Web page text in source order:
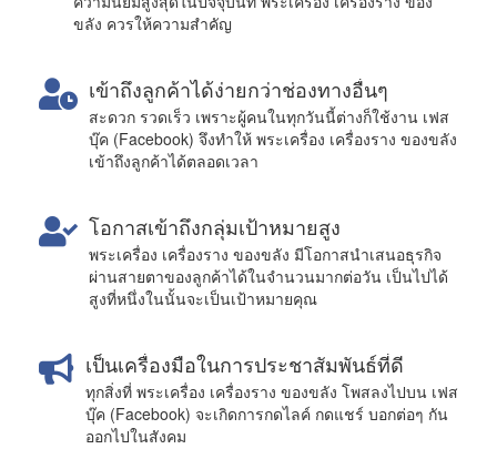
ขลัง ควรให้ความสำคัญ
เข้าถึงลูกค้าได้ง่ายกว่าช่องทางอื่นๆ
สะดวก รวดเร็ว เพราะผู้คนในทุกวันนี้ต่างก็ใช้งาน เฟส
บุ๊ค (Facebook) จึงทำให้ พระเครื่อง เครื่องราง ของขลัง
เข้าถึงลูกค้าได้ตลอดเวลา
โอกาสเข้าถึงกลุ่มเป้าหมายสูง
พระเครื่อง เครื่องราง ของขลัง มีโอกาสนำเสนอธุรกิจ
ผ่านสายตาของลูกค้าได้ในจำนวนมากต่อวัน เป็นไปได้
สูงที่หนึ่งในนั้นจะเป็นเป้าหมายคุณ
เป็นเครื่องมือในการประชาสัมพันธ์ที่ดี
ทุกสิ่งที่ พระเครื่อง เครื่องราง ของขลัง โพสลงไปบน เฟส
บุ๊ค (Facebook) จะเกิดการกดไลค์ กดแชร์ บอกต่อๆ กัน
ออกไปในสังคม